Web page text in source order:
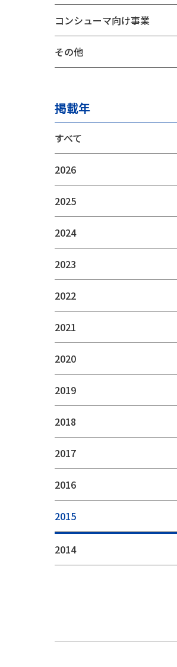
コンシューマ向け事業
その他
掲載年
すべて
2026
2025
2024
2023
2022
2021
2020
2019
2018
2017
2016
2015
2014